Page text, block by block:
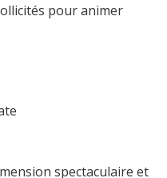
pour animer
spectaculaire et